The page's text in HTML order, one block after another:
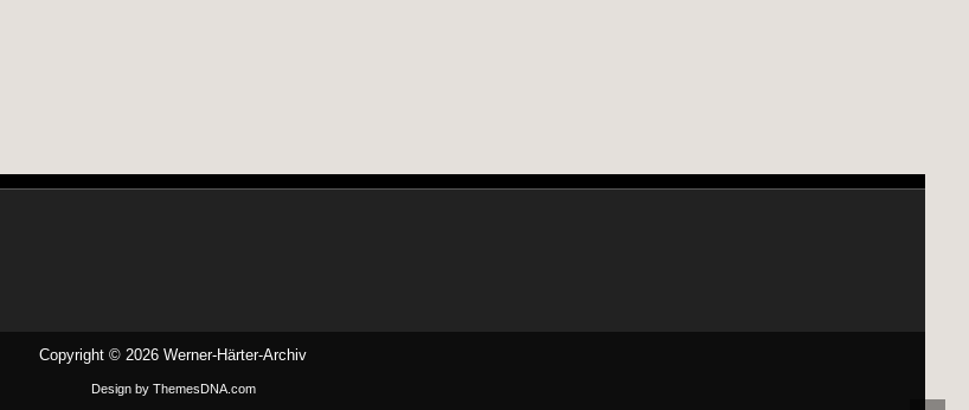
Copyright © 2026 Werner-Härter-Archiv
Design by ThemesDNA.com